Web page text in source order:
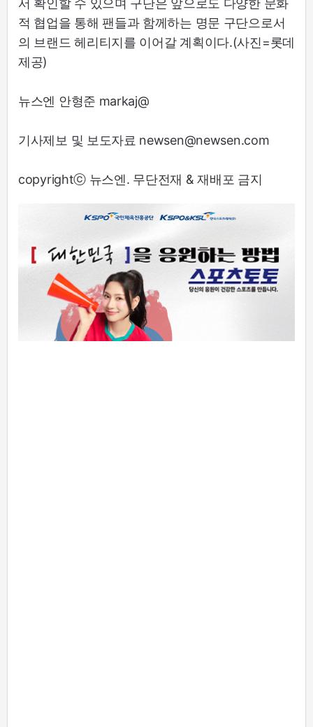
서 확인할 수 있으며 구단은 앞으로도 다양한 문화
적 협업을 통해 팬들과 함께하는 명문 구단으로서
의 브랜드 헤리티지를 이어갈 계획이다.(사진=롯데
제공)
뉴스엔 안형준 markaj@
기사제보 및 보도자료 newsen@newsen.com
copyrightⓒ 뉴스엔. 무단전재 & 재배포 금지